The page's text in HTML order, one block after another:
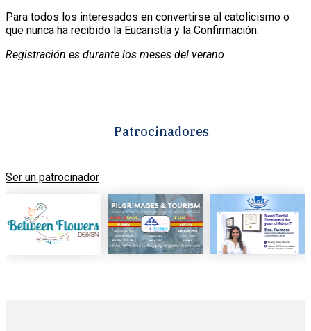
Para todos los interesados en convertirse al catolicismo o
que nunca ha recibido la Eucaristía y la Confirmación.
Registración es durante los meses del verano
Patrocinadores
Ser un patrocinador